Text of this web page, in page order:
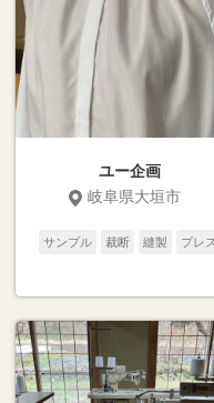
ユー企画
岐阜県大垣市
サンプル 裁断 縫製 プレス